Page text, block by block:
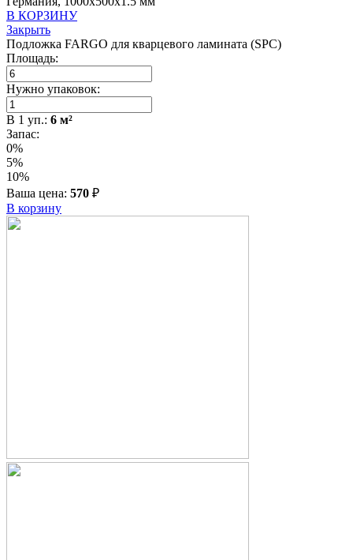
В КОРЗИНУ
Закрыть
Подложка FARGO для кварцевого ламината (SPC)
Площадь:
Нужно упаковок:
В 1 уп.: 6 м²
Запас:
0%
5%
10%
Ваша цена: 570 ₽
В корзину